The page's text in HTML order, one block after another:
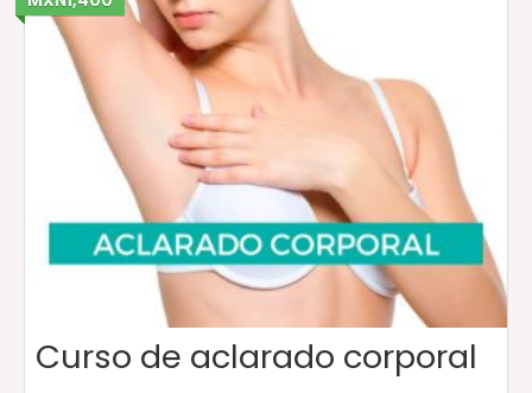
Curso de aclarado corporal